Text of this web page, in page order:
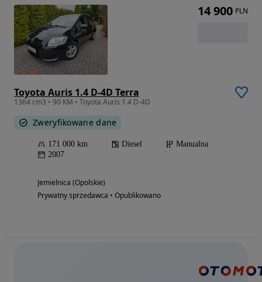
Toyota Auris 1.4 D-4D Terra
1364 cm3 • 90 KM • Toyota Auris 1.4 D-4D
Zweryfikowane dane
171 000 km Diesel
Manualna
2007
Jemielnica (Opolskie)
Prywatny sprzedawca • Opublikowano
14 900 PLN